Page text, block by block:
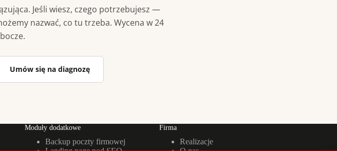
Jeśli wiesz, czego potrzebujesz —
nazwać, co tu trzeba. Wycena w 24
Umów się na diagnozę
Moduły dodatkowe
Backup poczty firmowej
Firma
Realizacje